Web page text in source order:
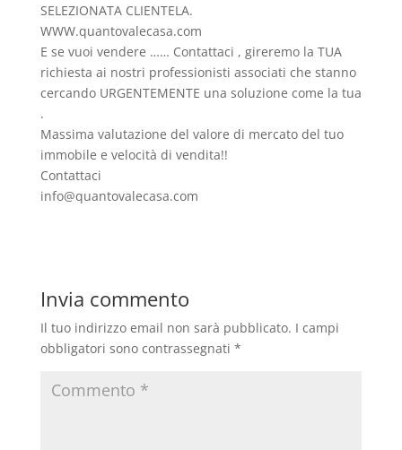
SELEZIONATA CLIENTELA.
WWW.quantovalecasa.com
E se vuoi vendere …… Contattaci , gireremo la TUA
richiesta ai nostri professionisti associati che stanno
cercando URGENTEMENTE una soluzione come la tua
.
Massima valutazione del valore di mercato del tuo
immobile e velocità di vendita!!
Contattaci
info@quantovalecasa.com
Invia commento
Il tuo indirizzo email non sarà pubblicato. I campi
obbligatori sono contrassegnati *